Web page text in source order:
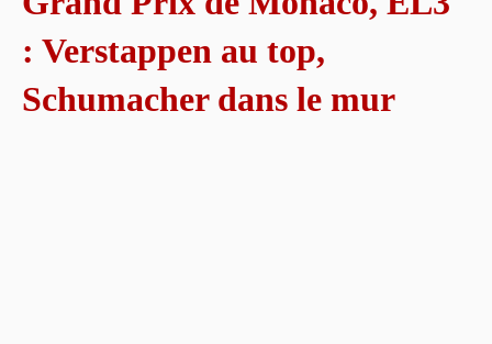
: Verstappen au top,
Schumacher dans le mur